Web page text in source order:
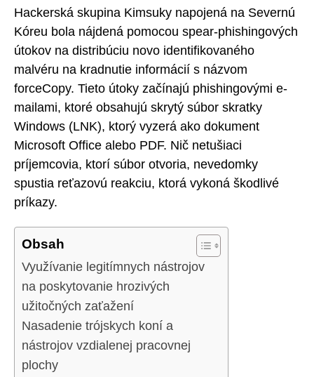
Hackerská skupina Kimsuky napojená na Severnú
Kóreu bola nájdená pomocou spear-phishingových
útokov na distribúciu novo identifikovaného
malvéru na kradnutie informácií s názvom
forceCopy. Tieto útoky začínajú phishingovými e-
mailami, ktoré obsahujú skrytý súbor skratky
Windows (LNK), ktorý vyzerá ako dokument
Microsoft Office alebo PDF. Nič netušiaci
príjemcovia, ktorí súbor otvoria, nevedomky
spustia reťazovú reakciu, ktorá vykoná škodlivé
príkazy.
Obsah
Využívanie legitímnych nástrojov
na poskytovanie hrozivých
užitočných zaťažení
Nasadenie trójskych koní a
nástrojov vzdialenej pracovnej
plochy